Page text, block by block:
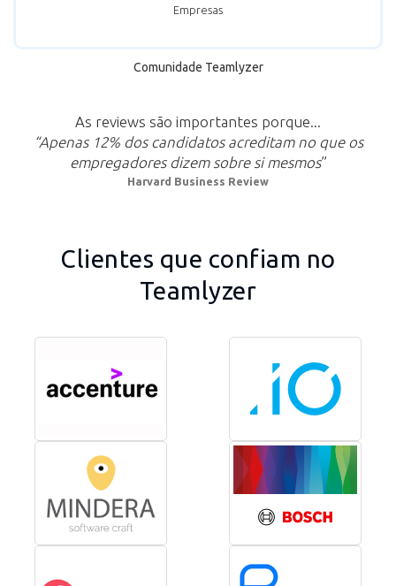
Empresas
Comunidade Teamlyzer
As reviews são importantes porque...
“Apenas 12% dos candidatos acreditam no que os
empregadores dizem sobre si mesmos”
Harvard Business Review
Clientes que confiam no
Teamlyzer